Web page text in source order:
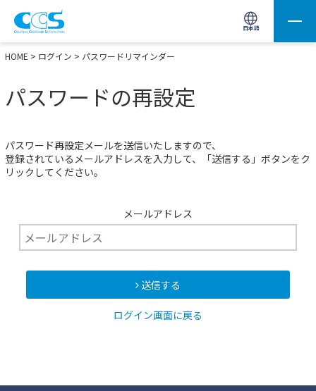
日本語
画像処理用の製品検索 サイト内検索(Enterで実行)
HOME > ログイン > パスワードリマインダー
パスワードの再設定
パスワード再設定メールを送信いたしますので、
登録されているメールアドレスを入力して、「送信する」ボタンをク
リックしてください。
メールアドレス
送信する
ログイン画面に戻る